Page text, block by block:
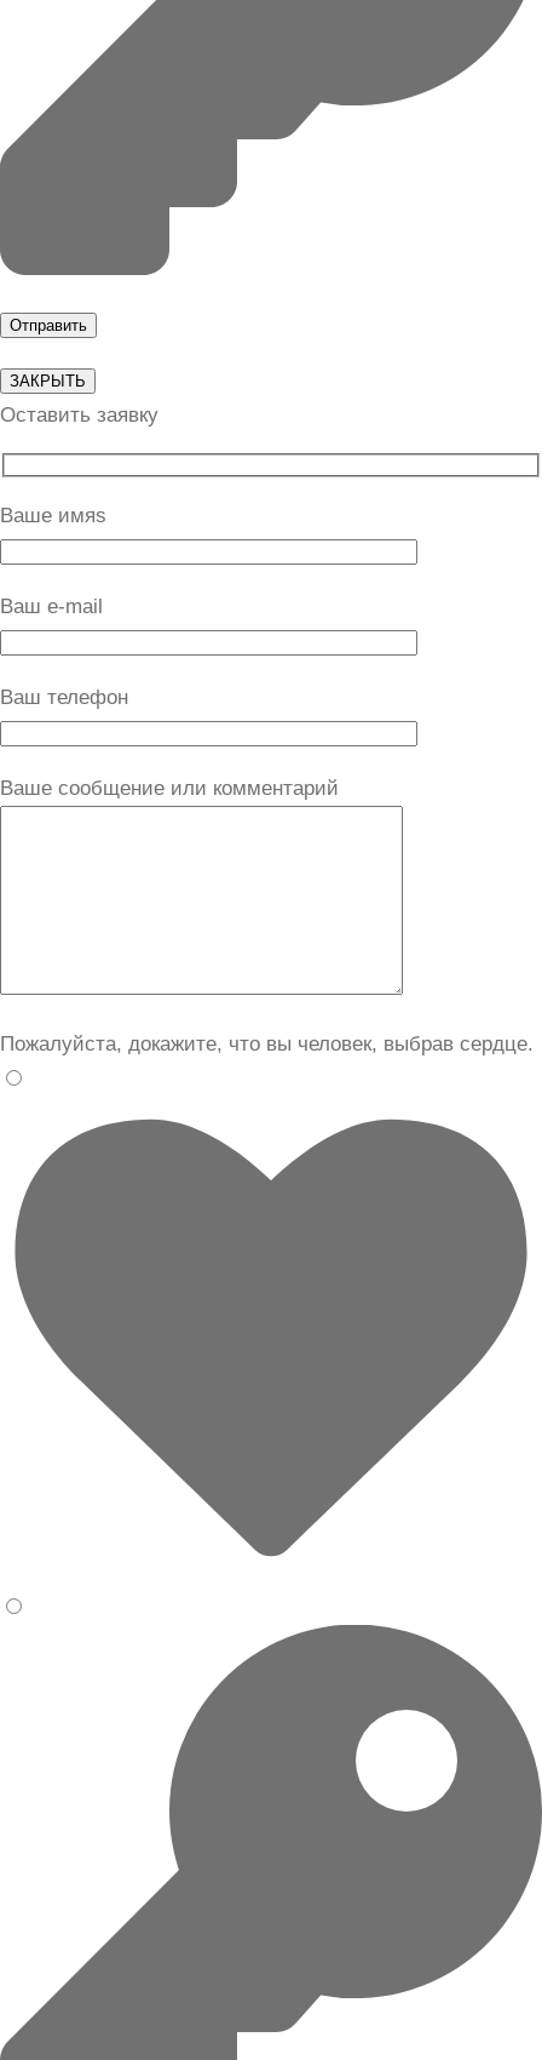
ЗАКРЫТЬ
Оставить заявку
Ваше имяs
Ваш e-mail
Ваш телефон
Ваше сообщение или комментарий
Пожалуйста, докажите, что вы человек, выбрав сердце.